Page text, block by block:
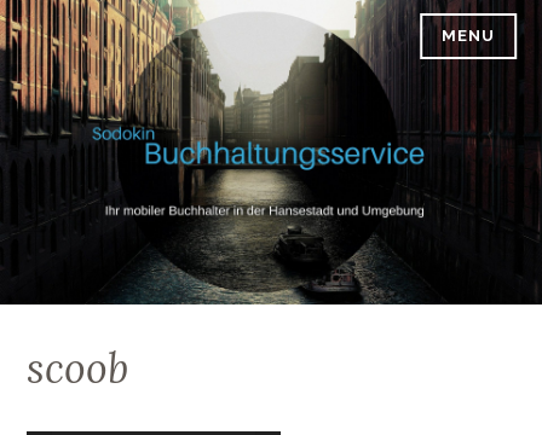
Skip
to
content
SODOKIN-BUCHHALTUNGSSERVICE MENU
scoob